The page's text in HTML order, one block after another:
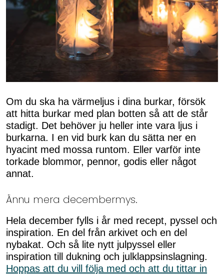
Om du ska ha värmeljus i dina burkar, försök
att hitta burkar med plan botten så att de står
stadigt. Det behöver ju heller inte vara ljus i
burkarna. I en vid burk kan du sätta ner en
hyacint med mossa runtom. Eller varför inte
torkade blommor, pennor, godis eller något
annat.
Ännu mera decembermys.
Hela december fylls i år med recept, pyssel och
inspiration. En del från arkivet och en del
nybakat. Och så lite nytt julpyssel eller
inspiration till dukning och julklappsinslagning.
Hoppas att du vill följa med och att du tittar in